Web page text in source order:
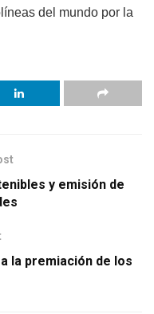
del mundo por la
y emisión de
la premiación de los